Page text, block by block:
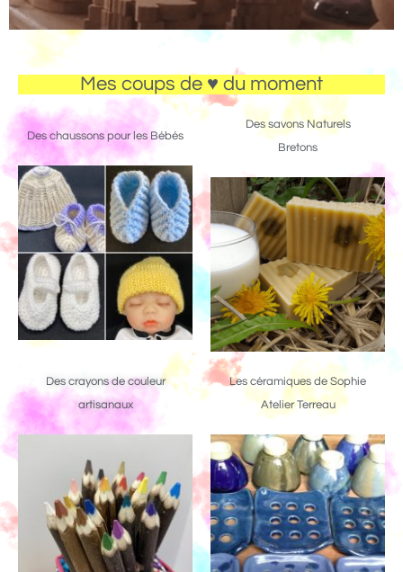
Mes coups de ♥ du moment
Des chaussons pour les Bébés
Des savons Naturels
Bretons
Des crayons de couleur
artisanaux
Les céramiques de Sophie
Atelier Terreau